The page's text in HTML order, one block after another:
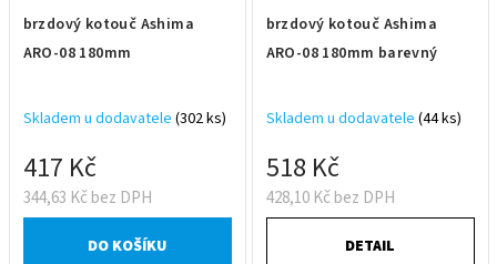
brzdový kotouč Ashima
ARO-08 180mm
Skladem u dodavatele (302 ks)
344,63 Kč bez DPH
417 Kč
DO KOŠÍKU
brzdový kotouč Ashima
ARO-08 180mm barevný
Skladem u dodavatele (44 ks)
428,10 Kč bez DPH
518 Kč
DETAIL